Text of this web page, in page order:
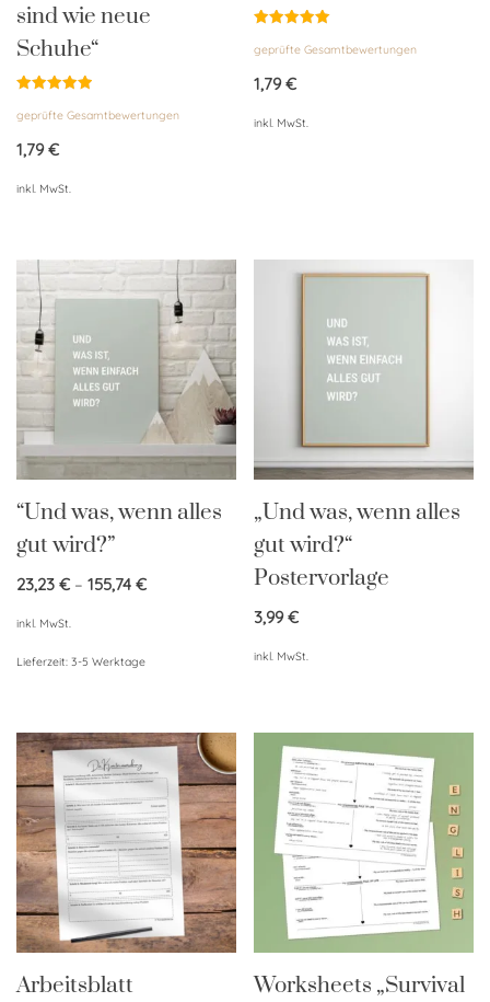
sind wie neue
Schuhe“
mit
von 5
geprüfte Gesamtbewertungen
1,79€
inkl. MwSt.
mit
von 5
geprüfte Gesamtbewertungen
1,79€
inkl. MwSt.
“Und was, wenn alles
gut wird?”
23,23 € – 155,74 €
inkl. MwSt.
Lieferzeit: 3-5 Werktage
„Und was, wenn alles
gut wird?“
Postervorlage
3,99€
inkl. MwSt.
Arbeitsblatt
Worksheets „Survival